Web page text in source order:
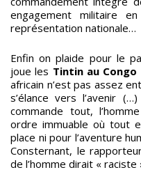
engagement militaire
représentation nationale…
Enfin on plaide pour le
joue les Tintin au Congo
africain n’est pas assez
s’élance vers l’avenir
commande tout,
ordre immuable où tout
place ni pour l’aventure
Consternant, le
de l’homme dirait « raciste